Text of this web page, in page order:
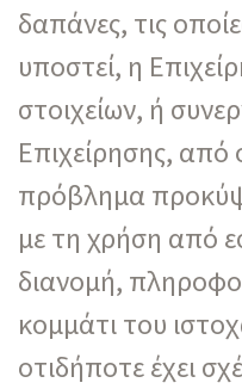
δαπάνες, τις
υποστεί, η
στοιχείων, ή
Επιχείρησης,
πρόβλημα
με τη χρήση από
διανομή,
κομμάτι του
οτιδήποτε έχει